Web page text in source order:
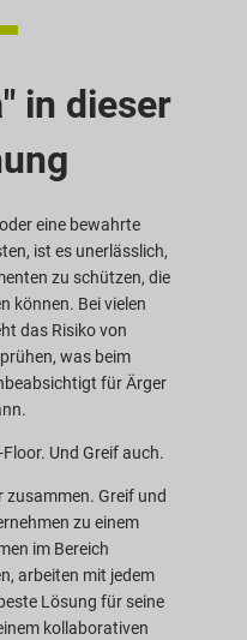
in dieser
eine bewahrte
ist es unerlässlich,
zu schützen, die
können. Bei vielen
das Risiko von
was beim
für Ärger
Und Greif auch.
Greif und
zu einem
im Bereich
arbeiten mit jedem
Lösung für seine
kollaborativen